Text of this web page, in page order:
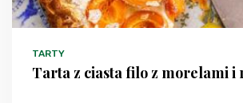
TARTY
Tarta z ciasta filo z morelami i